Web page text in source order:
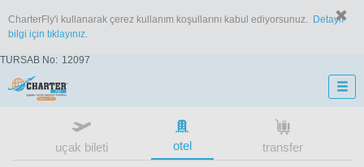
CharterFly'i kullanarak çerez kullanım koşullarını kabul ediyorsunuz.
Detaylı
bilgi için tıklayınız.
TURSAB No: 12097
uçak bileti otel transfer